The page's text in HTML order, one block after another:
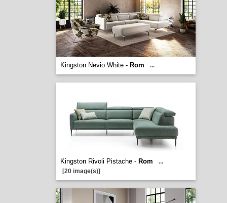
Kingston Nevio White - Rom ...
Kingston Rivoli Pistache - Rom
...
[20 image(s)]